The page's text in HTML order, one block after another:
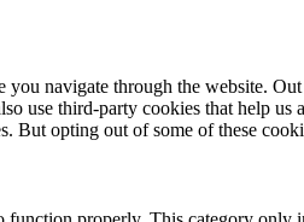
navigate through the website.
use third-party cookies that help
But opting out of some of these